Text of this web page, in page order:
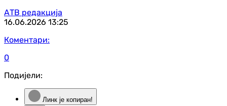
АТВ редакција
16.06.2026 13:25
Коментари:
0
Подијели:
Линк је копиран!